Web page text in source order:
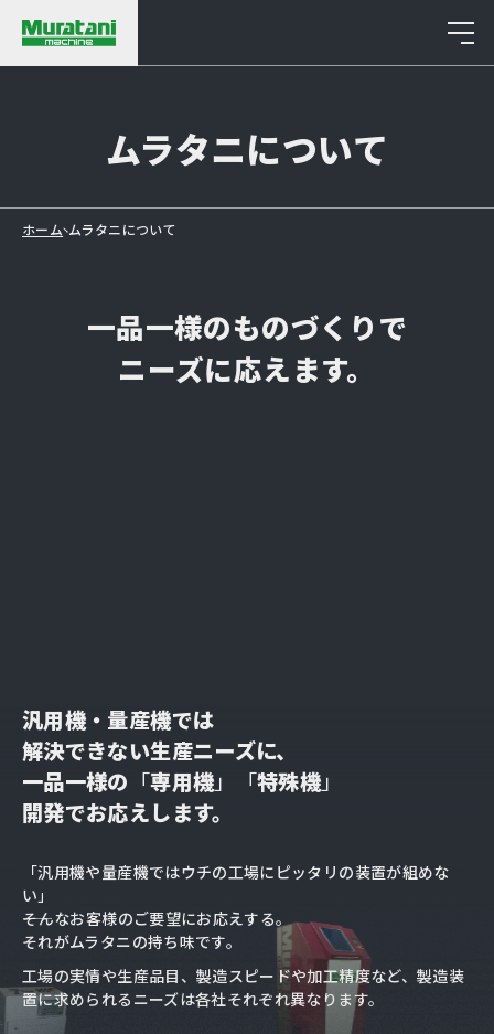
ムラタニについて
About
ホーム ムラタニについて
一品一様のものづくりで
ニーズに応えます。
汎用機・量産機では
解決できない生産ニーズに、
一品一様の 「専用機」「特殊機」
開発でお応えします。
「汎用機や量産機ではウチの工場にピッタリの装置が組めな
い」
――そんなお客様のご要望にお応えする。
それがムラタニの持ち味です。
工場の実情や生産品目、製造スピードや加工精度など、 製造装
置に求められるニーズは各社それぞれ異なります。